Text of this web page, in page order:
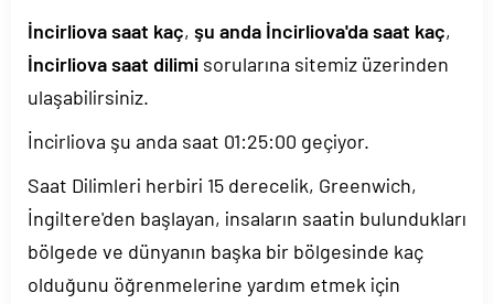
İncirliova saat kaç, şu anda İncirliova'da saat kaç,
İncirliova saat dilimi sorularına sitemiz üzerinden
ulaşabilirsiniz.
İncirliova şu anda saat 01:25:00 geçiyor.
Saat Dilimleri herbiri 15 derecelik, Greenwich,
İngiltere'den başlayan, insaların saatin bulundukları
bölgede ve dünyanın başka bir bölgesinde kaç
olduğunu öğrenmelerine yardım etmek için